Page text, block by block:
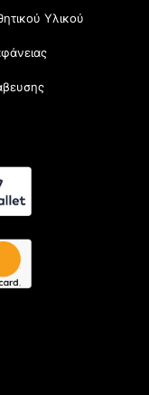
Υλικού